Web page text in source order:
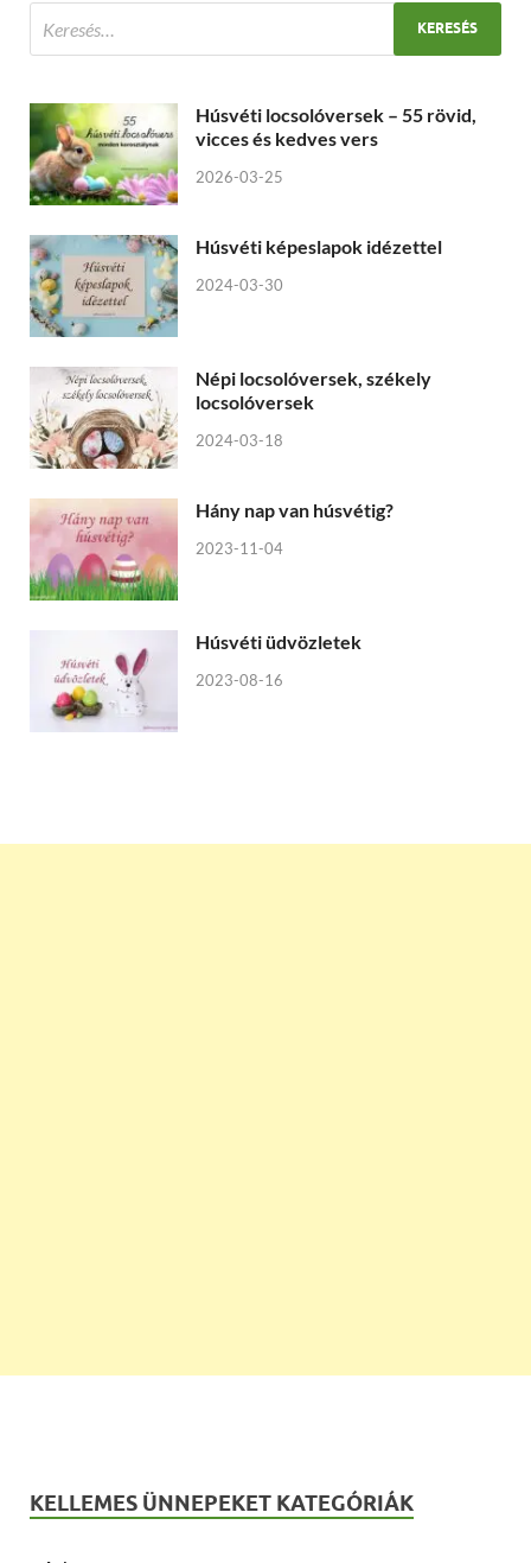
Húsvéti locsolóversek – 55 rövid,
vicces és kedves vers
2026-03-25
Húsvéti képeslapok idézettel
2024-03-30
Népi locsolóversek, székely
locsolóversek
2024-03-18
Hány nap van húsvétig?
2023-11-04
Húsvéti üdvözletek
2023-08-16
KELLEMES ÜNNEPEKET KATEGÓRIÁK